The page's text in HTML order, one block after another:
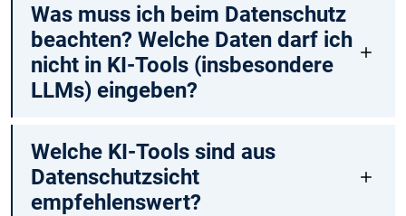
Was muss ich beim Datenschutz
beachten? Welche Daten darf ich
nicht in KI-Tools (insbesondere
LLMs) eingeben?
Welche KI-Tools sind aus
Datenschutzsicht
empfehlenswert?